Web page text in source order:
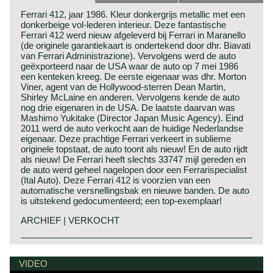
Ferrari 412, jaar 1986. Kleur donkergrijs metallic met een
donkerbeige vol-lederen interieur. Deze fantastische
Ferrari 412 werd nieuw afgeleverd bij Ferrari in Maranello
(de originele garantiekaart is ondertekend door dhr. Biavati
van Ferrari Administrazione). Vervolgens werd de auto
geëxporteerd naar de USA waar de auto op 7 mei 1986
een kenteken kreeg. De eerste eigenaar was dhr. Morton
Viner, agent van de Hollywood-sterren Dean Martin,
Shirley McLaine en anderen. Vervolgens kende de auto
nog drie eigenaren in de USA. De laatste daarvan was
Mashimo Yukitake (Director Japan Music Agency). Eind
2011 werd de auto verkocht aan de huidige Nederlandse
eigenaar. Deze prachtige Ferrari verkeert in sublieme
originele topstaat, de auto toont als nieuw! En de auto rijdt
als nieuw! De Ferrari heeft slechts 33747 mijl gereden en
de auto werd geheel nagelopen door een Ferrarispecialist
(Ital Auto). Deze Ferrari 412 is voorzien van een
automatische versnellingsbak en nieuwe banden. De auto
is uitstekend gedocumenteerd; een top-exemplaar!
ARCHIEF | VERKOCHT
Technische gegevens*
V12 motor DOHC 24V
Ferrari historie
Ferrari is één van de grootste namen in de naoorlogse
VIDEO